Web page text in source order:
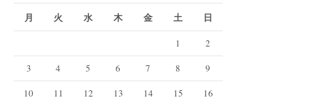
月 火 水 木 金 土 日
1
2
3
4 5 6 7 8
9
10
11 12 13 14 15
16